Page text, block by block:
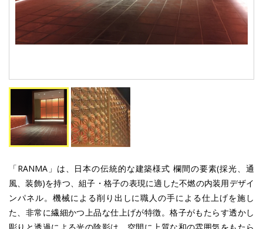
「RANMA」は、日本の伝統的な建築様式 欄間の要素(採光、通
風、装飾)を持つ、組子・格子の表現に適した不燃の内装用デザイ
ンパネル。機械による削り出しに職人の手による仕上げを施し
た、非常に繊細かつ上品な仕上げが特徴。格子がもたらす透かし